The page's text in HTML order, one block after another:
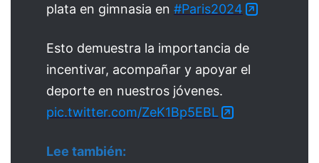
plata en gimnasia en #Paris2024
Esto demuestra la importancia de
incentivar, acompañar y apoyar el
deporte en nuestros jóvenes.
pic.twitter.com/ZeK1Bp5EBL
Lee también: